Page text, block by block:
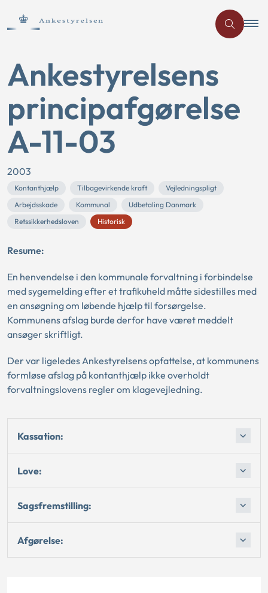
Ankestyrelsens
principafgørelse
A-11-03
2003
Kontanthjælp Tilbagevirkende kraft
Vejledningspligt
Arbejdsskade
Kommunal
Udbetaling Danmark
Retssikkerhedsloven
Historisk
Resume:
En henvendelse i den kommunale forvaltning i forbindelse
med sygemelding efter et trafikuheld måtte sidestilles med
en ansøgning om løbende hjælp til forsørgelse.
Kommunens afslag burde derfor have været meddelt
ansøger skriftligt.
Der var ligeledes Ankestyrelsens opfattelse, at kommunens
formløse afslag på kontanthjælp ikke overholdt
forvaltningslovens regler om klagevejledning.
Kassation:
Love:
Sagsfremstilling:
Afgørelse: